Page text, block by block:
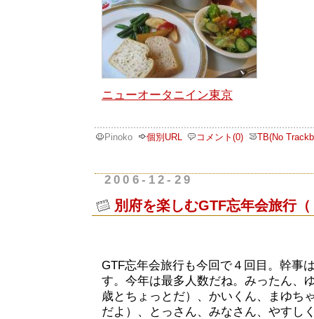
ニューオータニイン東京
Pinoko 個別URL コメント(0) TB(No
2006-12-29
別府を楽しむGTF忘年会旅行
GTF忘年会旅行も今回で４回目。幹事
す。今年は最多人数だね。みったん、
歳とちょっとだ）、かいくん、まゆち
だよ）、とっさん、みなさん、やすし